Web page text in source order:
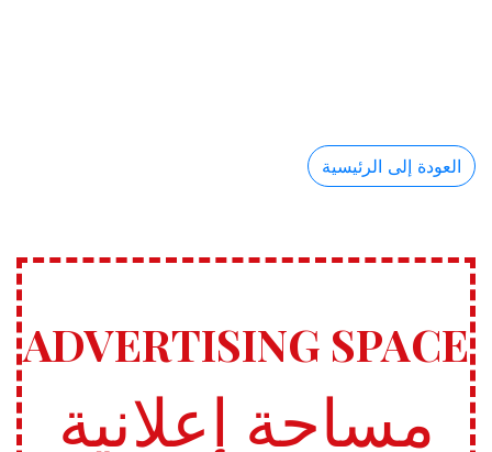
العودة إلى الرئيسية
ADVERTISING SPACE
مساحة إعلانية